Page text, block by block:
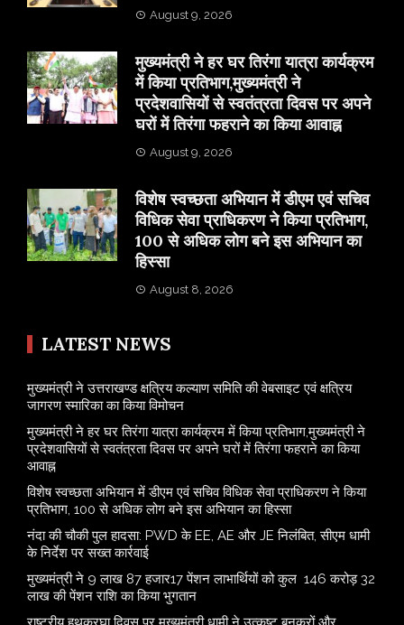
August 9, 2026
मुख्यमंत्री ने हर घर तिरंगा यात्रा कार्यक्रम
में किया प्रतिभाग,मुख्यमंत्री ने
प्रदेशवासियों से स्वतंत्रता दिवस पर अपने
घरों में तिरंगा फहराने का किया आवाह्न
August 9, 2026
विशेष स्वच्छता अभियान में डीएम एवं सचिव
विधिक सेवा प्राधिकरण ने किया प्रतिभाग,
100 से अधिक लोग बने इस अभियान का
हिस्सा
August 8, 2026
LATEST NEWS
मुख्यमंत्री ने उत्तराखण्ड क्षत्रिय कल्याण समिति की वेबसाइट एवं क्षत्रिय
जागरण स्मारिका का किया विमोचन
मुख्यमंत्री ने हर घर तिरंगा यात्रा कार्यक्रम में किया प्रतिभाग,मुख्यमंत्री ने
प्रदेशवासियों से स्वतंत्रता दिवस पर अपने घरों में तिरंगा फहराने का किया
आवाह्न
विशेष स्वच्छता अभियान में डीएम एवं सचिव विधिक सेवा प्राधिकरण ने किया
प्रतिभाग, 100 से अधिक लोग बने इस अभियान का हिस्सा
नंदा की चौकी पुल हादसा: PWD के EE, AE और JE निलंबित, सीएम धामी
के निर्देश पर सख्त कार्रवाई
मुख्यमंत्री ने 9 लाख 87 हजार17 पेंशन लाभार्थियों को कुल 146 करोड़ 32
लाख की पेंशन राशि का किया भुगतान